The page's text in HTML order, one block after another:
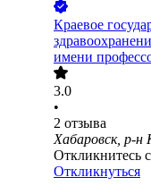
Краевое
имени
3.0
•
2 отзыва
Хабаровск, р-н
Откликнитесь
Откликнуться